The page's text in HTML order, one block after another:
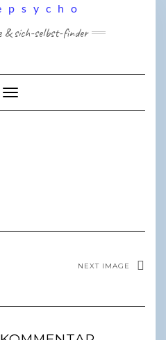
& sich-selbst-finder
Toggle Navigation
NEXT IMAGE